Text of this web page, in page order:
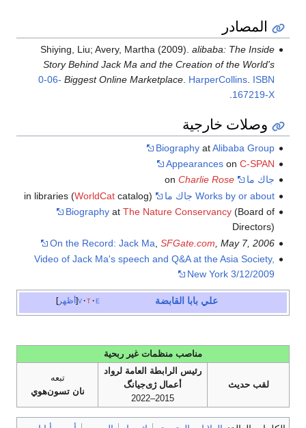
المصادر
Shiying, Liu; Avery, Martha (2009). alibaba: The Inside
Story Behind Jack Ma and the Creation of the World's
Biggest Online Marketplace. HarperCollins. ISBN
0-06-
167219-X
.
وصلات خارجية
BiographyatAlibaba Group
Appearanceson C-SPAN
جاك ما
on
Charlie Rose
Works by or about جاك ما
WorldCatcatalog)
Biographyat The Nature Conservancy(Board of
Directors)
On the Record: Jack Ma SFGate.com , May 7, 2006
Video of Jack Ma's speech and Q&A at the Asia Society,
New York 3/12/2009
أظهر v t e علي بابا القابضة
مناصب منظمات غير ربحية
لقب حديث
رئيس الرابطة العامة لرواد
أعمال ژى‌جيانگ
2015–2022
تبعه
نان تسون‌هوي